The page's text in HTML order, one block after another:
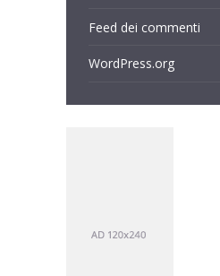
Feed dei commenti
WordPress.org